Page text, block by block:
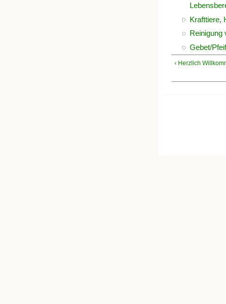
Krafttiere,
Reinigung
Gebet/
‹ Herzlich